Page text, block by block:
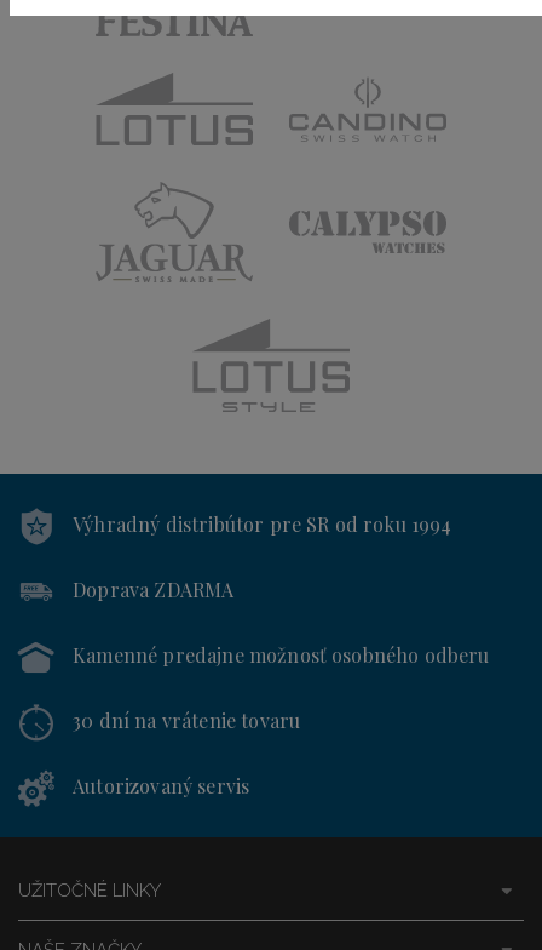
Výhradný distribútor pre SR od roku 1994
Doprava ZDARMA
Kamenné predajnemožnosť osobného odberu
30 dní na vrátenie tovaru
Autorizovaný servis
UŽITOČNÉ LINKY